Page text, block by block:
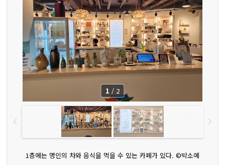
1층에는 명인의 차와 음식을 먹을 수 있는 카페가 있다. ©박소예
1 / 2